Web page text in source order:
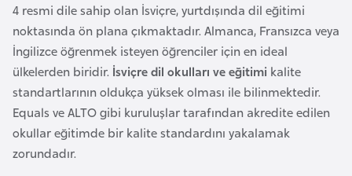
4 resmi dile sahip olan İsviçre, yurtdışında dil eğitimi
noktasında ön plana çıkmaktadır. Almanca, Fransızca veya
İngilizce öğrenmek isteyen öğrenciler için en ideal
ülkelerden biridir. İsviçre dil okulları ve eğitimi kalite
standartlarının oldukça yüksek olması ile bilinmektedir.
Equals ve ALTO gibi kuruluşlar tarafından akredite edilen
okullar eğitimde bir kalite standardını yakalamak
zorundadır.
e
l
ç
i
k
a